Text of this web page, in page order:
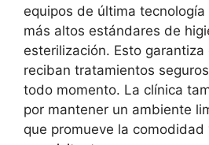
equipos de última
más altos estándares de
esterilización. Esto
reciban tratamientos
todo momento. La clínica
por mantener un ambiente
que promueve la